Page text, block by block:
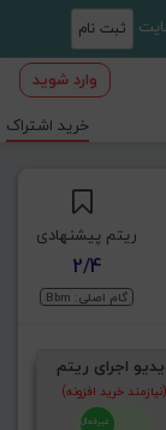
ثبت نام
وارد شوید
خرید اشتراک
ریتم پیشنهادی
2/4
گام اصلی: Bbm
اجرای ریتم
(نیازمند خرید افزونه)